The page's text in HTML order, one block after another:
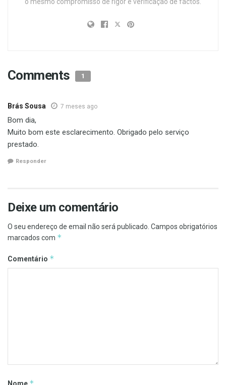
Comments 1
Brás Sousa 7 meses ago
Bom dia,
Muito bom este esclarecimento. Obrigado pelo serviço
prestado.
Responder
Deixe um comentário
O seu endereço de email não será publicado. Campos obrigatórios
marcados com *
Comentário *
Nome *